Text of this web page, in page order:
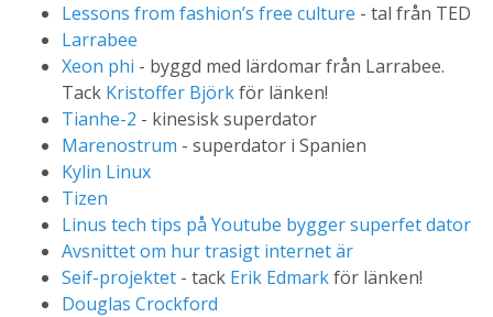
Lessons from fashion’s free culture - tal från TED
Larrabee
Xeon phi - byggd med lärdomar från Larrabee.
Tack Kristoffer Björkför länken!
Tianhe-2 - kinesisk superdator
Marenostrum - superdator i Spanien
Kylin Linux
Tizen
Linus tech tips på Youtube bygger superfet dator
Avsnittet om hur trasigt internet är
Seif-projektet - tack Erik Edmarkför länken!
Douglas Crockford